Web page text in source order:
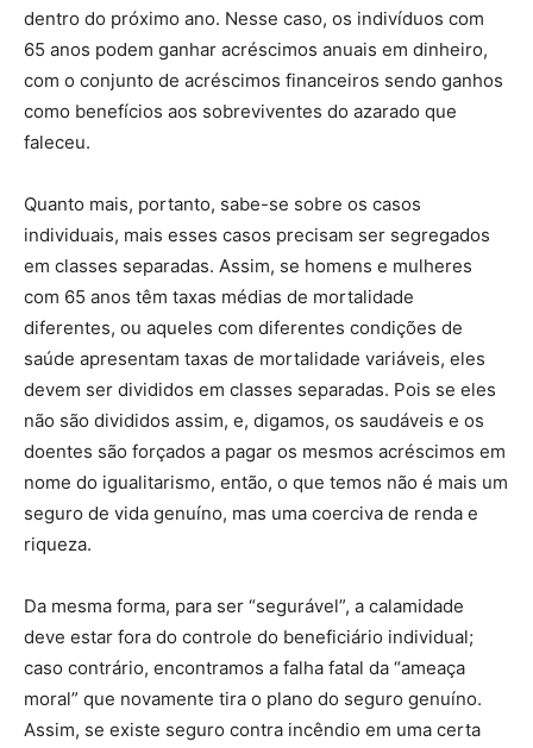
dentro do próximo ano. Nesse caso, os indivíduos com
65 anos podem ganhar acréscimos anuais em dinheiro,
com o conjunto de acréscimos financeiros sendo ganhos
como benefícios aos sobreviventes do azarado que
faleceu.
Quanto mais, portanto, sabe-se sobre os casos
individuais, mais esses casos precisam ser segregados
em classes separadas. Assim, se homens e mulheres
com 65 anos têm taxas médias de mortalidade
diferentes, ou aqueles com diferentes condições de
saúde apresentam taxas de mortalidade variáveis, eles
devem ser divididos em classes separadas. Pois se eles
não são divididos assim, e, digamos, os saudáveis e os
doentes são forçados a pagar os mesmos acréscimos em
nome do igualitarismo, então, o que temos não é mais um
seguro de vida genuíno, mas uma coerciva de renda e
riqueza.
Da mesma forma, para ser “segurável”, a calamidade
deve estar fora do controle do beneficiário individual;
caso contrário, encontramos a falha fatal da “ameaça
moral” que novamente tira o plano do seguro genuíno.
Assim, se existe seguro contra incêndio em uma certa